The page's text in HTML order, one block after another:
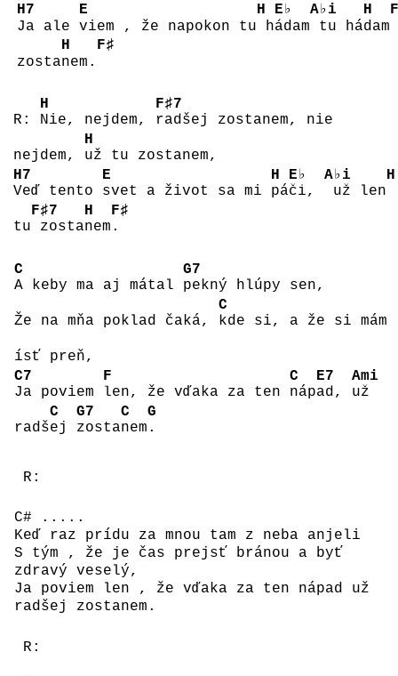
H7
Ja ale
E
viem , že napokon tu
H
h
E♭
ádam
A♭i
tu há
H
dam
zosta
H
nem.
F♯
R:
H
Nie, nejdem,
F♯7
radšej zostanem, nie
nejdem,
H
už tu zostanem,
H7
Veď tento
E
svet a život sa mi
H
pá
E♭
či,
A♭i
už len
H
tu
F♯7
zosta
H
nem
F♯
.
C
A keby ma aj mátal
G7
pekný hlúpy sen,
Že na mňa poklad čaká,
C
kde si, a že si mám
ísť preň,
C7
Ja poviem
F
len, že vďaka za ten
C
náp
E7
ad,
Ami
už
radš
C
ej
G7
zosta
C
nem
G
.
R:
C# .....
Keď raz prídu za mnou tam z neba anjeli
S tým , že je čas prejsť bránou a byť
zdravý veselý,
Ja poviem len , že vďaka za ten nápad už
radšej zostanem.
R: